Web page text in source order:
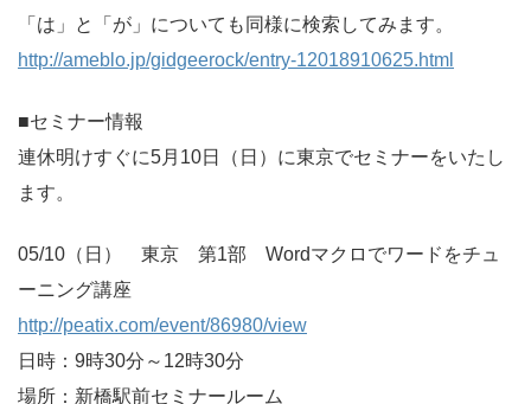
「は」と「が」についても同様に検索してみます。
http://ameblo.jp/gidgeerock/entry-12018910625.html
■セミナー情報
連休明けすぐに5月10日（日）に東京でセミナーをいたし
ます。
05/10（日） 東京 第1部 Wordマクロでワードをチュ
ーニング講座
http://peatix.com/event/86980/view
日時：9時30分～12時30分
場所：新橋駅前セミナールーム